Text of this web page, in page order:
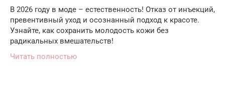
В 2026 году в моде – естественность! Отказ от инъекций,
превентивный уход и осознанный подход к красоте.
Узнайте, как сохранить молодость кожи без
радикальных вмешательств!
Читать полностью